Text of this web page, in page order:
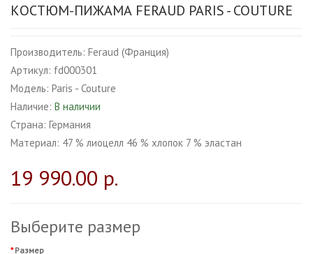
КОСТЮМ-ПИЖАМА FERAUD PARIS - COUTURE
Производитель: Feraud (Франция)
Артикул: fd000301
Модель: Paris - Couture
Наличие: В наличии
Страна: Германия
Материал: 47 % лиоцелл 46 % хлопок 7 % эластан
19 990.00 р.
Выберите размер
Размер